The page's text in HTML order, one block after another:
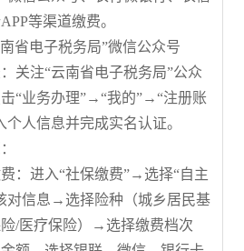
等渠道缴费。
南省电子税务局”微信公众号
关注“云南省电子税务局”公众
“业务办理”→“我的”→“注册账
个人信息并完成实名认证。
：进入“社保缴费”→选择“自主
对信息→选择险种（城乡居民基
/医疗保险）→选择缴费档次